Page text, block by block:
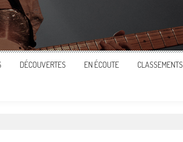
DÉCOUVERTES EN ÉCOUTE CLASSEMENTS